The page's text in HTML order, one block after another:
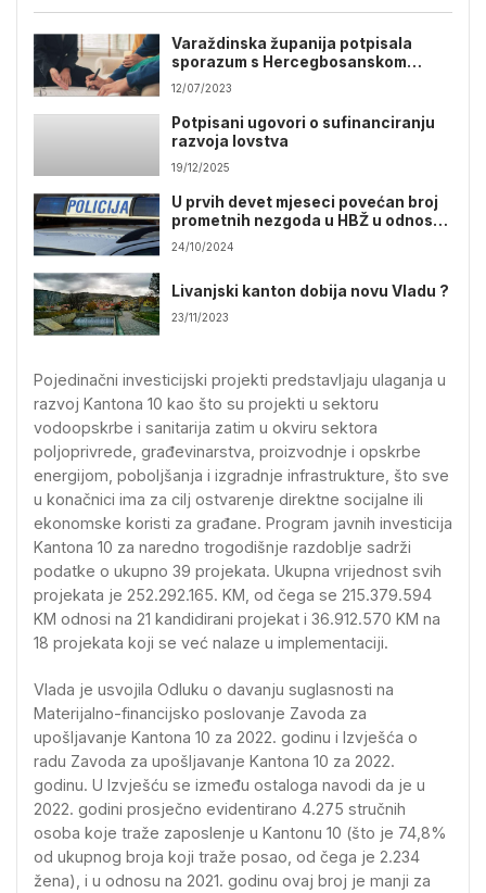
Varaždinska županija potpisala
sporazum s Hercegbosanskom
županijom
12/07/2023
Potpisani ugovori o sufinanciranju
razvoja lovstva
19/12/2025
U prvih devet mjeseci povećan broj
prometnih nezgoda u HBŽ u odnosu
na 2023.
24/10/2024
Livanjski kanton dobija novu Vladu ?
23/11/2023
Pojedinačni investicijski projekti predstavljaju ulaganja u
razvoj Kantona 10 kao što su projekti u sektoru
vodoopskrbe i sanitarija zatim u okviru sektora
poljoprivrede, građevinarstva, proizvodnje i opskrbe
energijom, poboljšanja i izgradnje infrastrukture, što sve
u konačnici ima za cilj ostvarenje direktne socijalne ili
ekonomske koristi za građane. Program javnih investicija
Kantona 10 za naredno trogodišnje razdoblje sadrži
podatke o ukupno 39 projekata. Ukupna vrijednost svih
projekata je 252.292.165. KM, od čega se 215.379.594
KM odnosi na 21 kandidirani projekat i 36.912.570 KM na
18 projekata koji se već nalaze u implementaciji.
Vlada je usvojila Odluku o davanju suglasnosti na
Materijalno-financijsko poslovanje Zavoda za
upošljavanje Kantona 10 za 2022. godinu i Izvješća o
radu Zavoda za upošljavanje Kantona 10 za 2022.
godinu. U Izvješću se između ostaloga navodi da je u
2022. godini prosječno evidentirano 4.275 stručnih
osoba koje traže zaposlenje u Kantonu 10 (što je 74,8%
od ukupnog broja koji traže posao, od čega je 2.234
žena), i u odnosu na 2021. godinu ovaj broj je manji za